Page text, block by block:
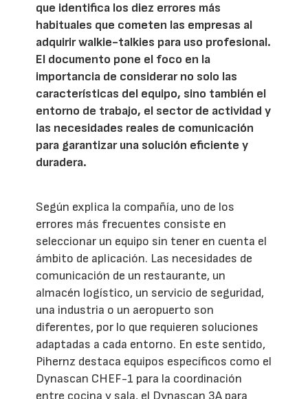
que identifica los diez errores más
habituales que cometen las empresas al
adquirir walkie-talkies para uso profesional.
El documento pone el foco en la
importancia de considerar no solo las
características del equipo, sino también el
entorno de trabajo, el sector de actividad y
las necesidades reales de comunicación
para garantizar una solución eficiente y
duradera.
Según explica la compañía, uno de los
errores más frecuentes consiste en
seleccionar un equipo sin tener en cuenta el
ámbito de aplicación. Las necesidades de
comunicación de un restaurante, un
almacén logístico, un servicio de seguridad,
una industria o un aeropuerto son
diferentes, por lo que requieren soluciones
adaptadas a cada entorno. En este sentido,
Pihernz destaca equipos específicos como el
Dynascan CHEF-1 para la coordinación